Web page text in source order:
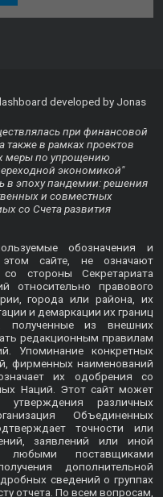
developed by Jonas
при финансовой
также в рамках проектов
меры по упрощению
экономикой"
в эпоху пандемии: решения
и совместных
со Счета развития
обозначения и
сайте, не означают
стороны Секретариата
относительно правового
города или района, их
и демаркации их границ
из внешних
редакционным правилам
Упоминание конкретных
фирменных наименований
их одобрения со
Наций. Этот сайт может
различных
Объединенных
точности или
заявлений или иной
любыми поставщиками
дополнительной
сведений о группах
отчета . По всем вопросам,